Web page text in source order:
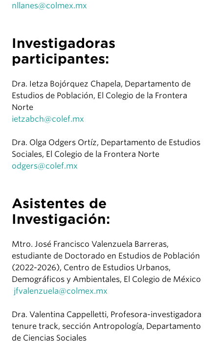
nllanes@colmex.mx
Investigadoras
participantes:
Dra. Ietza Bojórquez Chapela, Departamento de
Estudios de Población, El Colegio de la Frontera
Norte
ietzabch@colef.mx
Dra. Olga Odgers Ortíz, Departamento de Estudios
Sociales, El Colegio de la Frontera Norte
odgers@colef.mx
Asistentes de
Investigación:
Mtro. José Francisco Valenzuela Barreras,
estudiante de Doctorado en Estudios de Población
(2022-2026), Centro de Estudios Urbanos,
Demográficos y Ambientales, El Colegio de México
jfvalenzuela@colmex.mx
Dra. Valentina Cappelletti, Profesora-investigadora
tenure track, sección Antropología, Departamento
de Ciencias Sociales